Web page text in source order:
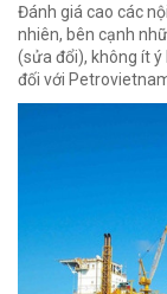
Đánh giá cao các
nhiên, bên cạnh
(sửa đổi), không ít ý
đối với